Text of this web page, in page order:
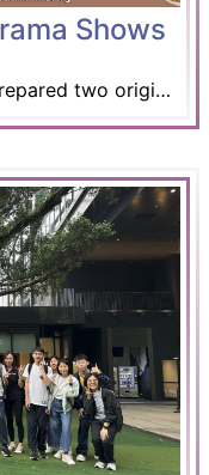
Shows
The CPU English Drama Team prepared two original productions and showcased stellar performances on stage on 13 and 14 May. Thank you for the hard work they had poured into the shows over the last few months. We also thank Mr. Henry and Ms Mio, the coach for their unwavering support throughout the journey.